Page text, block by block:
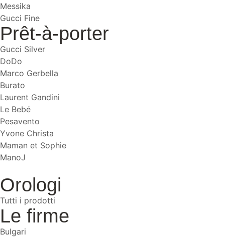
Messika
Gucci Fine
Prêt-à-porter
Gucci Silver
DoDo
Marco Gerbella
Burato
Laurent Gandini
Le Bebé
Pesavento
Yvone Christa
Maman et Sophie
ManoJ
Orologi
Tutti i prodotti
Le firme
Bulgari